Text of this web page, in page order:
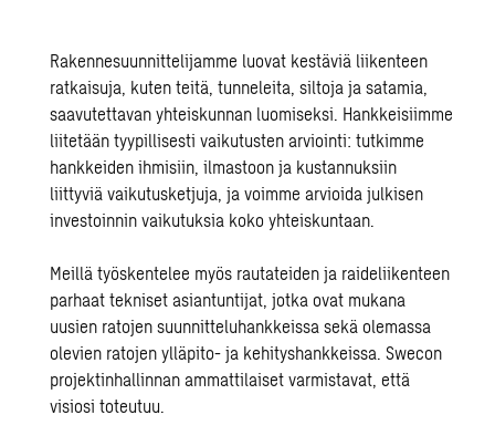
Rakennesuunnittelijamme luovat kestäviä liikenteen
ratkaisuja, kuten teitä, tunneleita, siltoja ja satamia,
saavutettavan yhteiskunnan luomiseksi. Hankkeisiimme
liitetään tyypillisestivaikutusten arviointi: tutkimme
hankkeiden ihmisiin, ilmastoon ja kustannuksiin
liittyviä vaikutusketjuja, ja voimme arvioida julkisen
investoinnin vaikutuksia koko yhteiskuntaan.
Meillä työskentelee myös rautateiden ja raideliikenteen
parhaat tekniset asiantuntijat, jotka ovat mukana
uusien ratojen suunnitteluhankkeissasekä olemassa
olevien ratojen ylläpito- ja kehityshankkeissa. Swecon
projektinhallinnan ammattilaiset varmistavat, että
visiosi toteutuu.